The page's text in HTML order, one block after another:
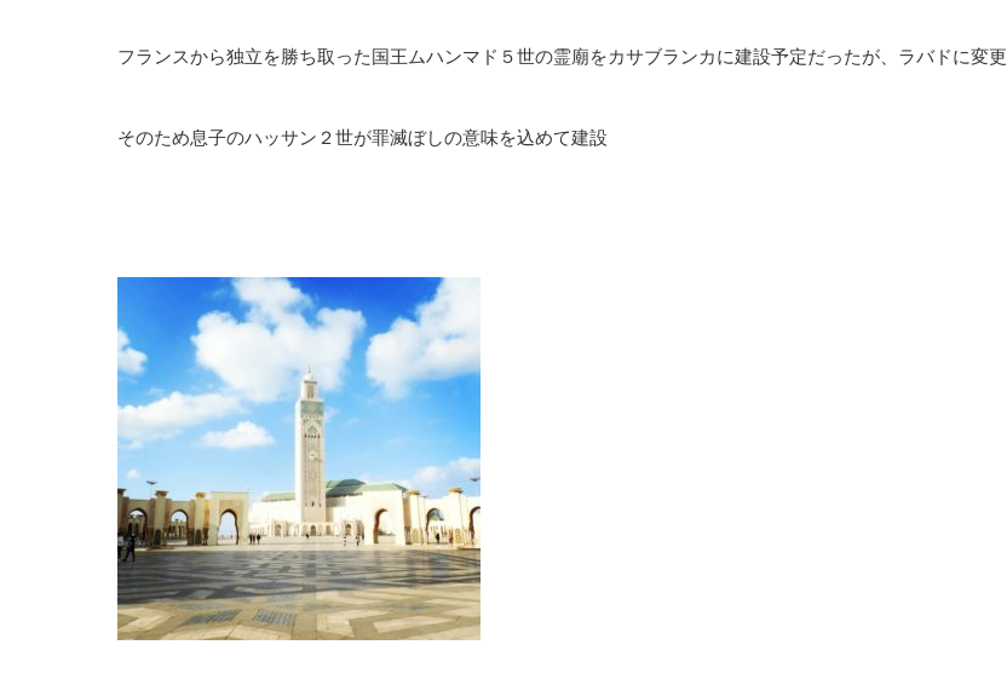
フランスから独立を勝ち取った国王ムハンマド５世の霊廟をカサブランカに建設予定だったが、ラバドに変更
そのため息子のハッサン２世が罪滅ぼしの意味を込めて建設